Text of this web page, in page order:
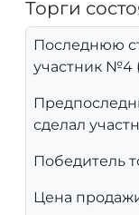
Торги
Последнюю
участник №4
сделал
Победитель
Цена